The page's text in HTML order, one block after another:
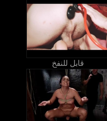
قابل للنفخ